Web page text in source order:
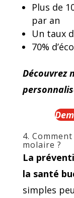
Plus de
par an
Un taux
70%
Découvrez
4.
molaire ?
La
la santé
simples